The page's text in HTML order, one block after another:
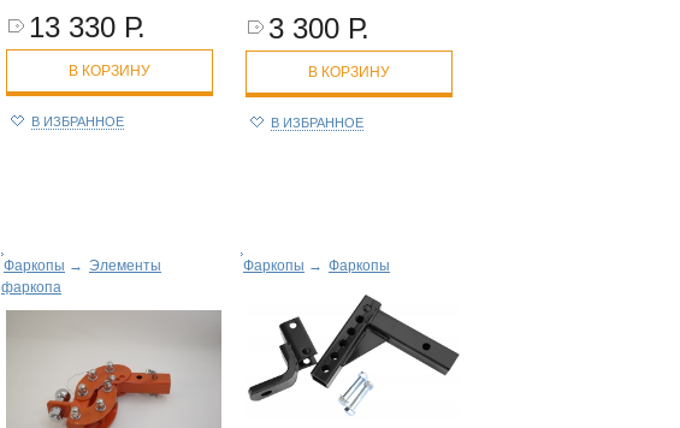
13 330 Р.
В КОРЗИНУ
В ИЗБРАННОЕ
3 300 Р.
В КОРЗИНУ
В ИЗБРАННОЕ
Фаркопы → Элементы
фаркопа
Фаркопы → Фаркопы